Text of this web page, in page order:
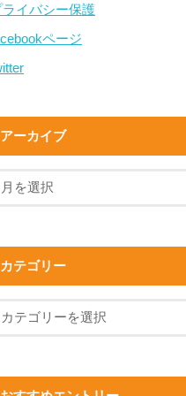
ライバシー保護
ページ
アーカイブ
カテゴリー